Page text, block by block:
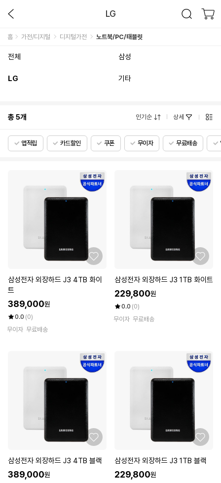
LG
홈 가전/디지털 디지털가전 노트북/PC/태블릿
전체 삼성
LG 기타
총5개 인기순 상세
앱적립 카드할인 쿠폰 무이자 무료배송
삼성전자 외장하드 J3 4TB 화이
트
389,000원
0.0 (0)
무이자 무료배송
삼성전자 외장하드 J3 1TB 화이트
229,800원
0.0 (0)
무이자 무료배송
삼성전자 외장하드 J3 4TB 블랙
389,000원
삼성전자 외장하드 J3 1TB 블랙
229,800원